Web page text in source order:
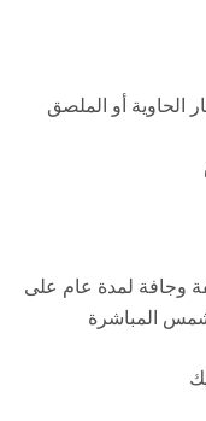
الحاوية أو الملصق
وجافة لمدة عام على
المباشرة